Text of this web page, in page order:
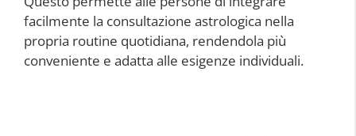
facilmente la consultazione astrologica nella
propria routine quotidiana, rendendola più
conveniente e adatta alle esigenze individuali.